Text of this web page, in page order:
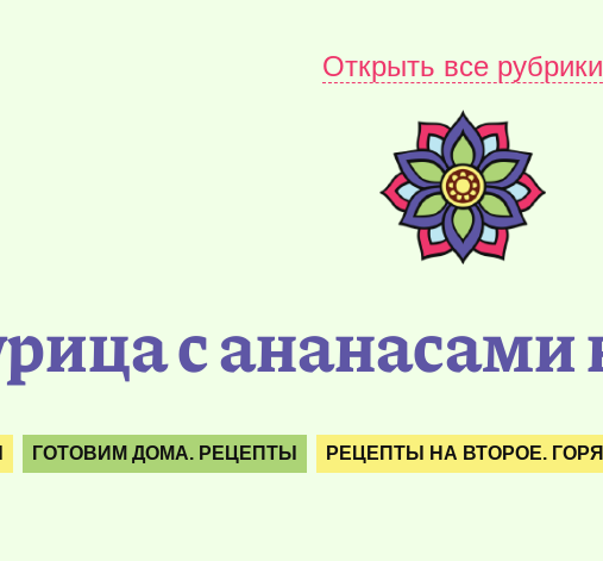
Открыть все рубрики
с ананасами
ГОТОВИМ ДОМА. РЕЦЕПТЫ РЕЦЕПТЫ НА ВТОРОЕ.